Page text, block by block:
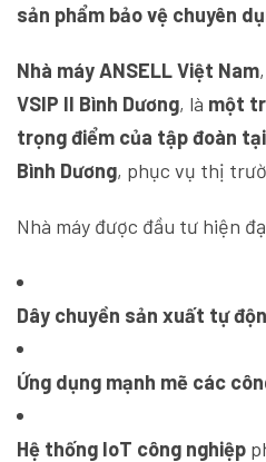
sản phẩm bảo vệ chuyên
Nhà máy ANSELL Việt Nam
VSIP II Bình Dương, là một
trọng điểm của tập đoàn
Bình Dương, phục vụ thị
Nhà máy được đầu tư hiện
Dây chuyền sản xuất tự
Ứng dụng mạnh mẽ các
Hệ thống IoT công nghiệp